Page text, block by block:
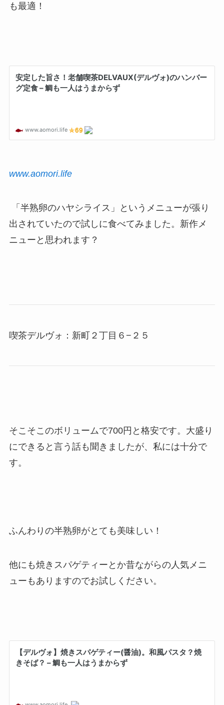
も最適！
www.aomori.life
「半熟卵のハヤシライス」というメニューが張り
出されていたので試しに食べてみました。新作メ
ニューと思われます？
喫茶デルヴォ：新町２丁目６−２５
そこそこのボリュームで700円と格安です。大盛り
にできると言う話も聞きましたが、私には十分で
す。
ふんわりの半熟卵がとても美味しい！
他にも焼きスパゲティーとか昔ながらの人気メニ
ューもありますのでお試しください。